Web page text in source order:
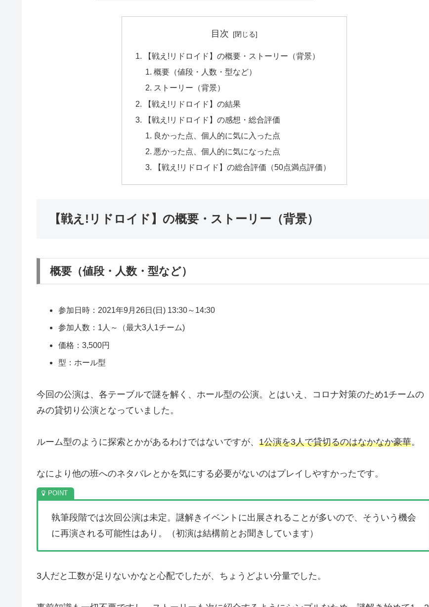
目次
【​戦え!リドロイド】の概要・ストーリー（背景）
概要（値段・人数・型など）
ストーリー（背景）
【戦え!リドロイド】の結果
【戦え!リドロイド】の感想・総合評価
良かった点、個人的に気に入った点
悪かった点、個人的に気になった点
【​戦え!リドロイド】の総合評価（50点満点評価）
【​戦え!リドロイド】の概要・ストーリー（背景）
概要（値段・人数・型など）
参加日時：2021年9月26日(日) 13:30～14:30
参加人数：1人～（最大3人1チーム)
価格：3,500円
型：ホール型
今回の公演は、各テーブルで謎を解く、ホール型の公演。とはいえ、コロナ対策のため1チームの
みの貸切り公演となっていました。
ルーム型のように探索とかがあるわけではないですが、 1公演を3人で貸切るのはなかなか豪華。
なにより他の班へのネタバレとかを気にする必要がないのはプレイしやすかったです。
執筆段階では次回公演は未定。謎解きイベントに出展されることが多いので、そういう機会
に再演される可能性はあり。（初演は結構前とお聞きしています）
3人だと工数が足りないかなと心配でしたが、ちょうどよい分量でした。